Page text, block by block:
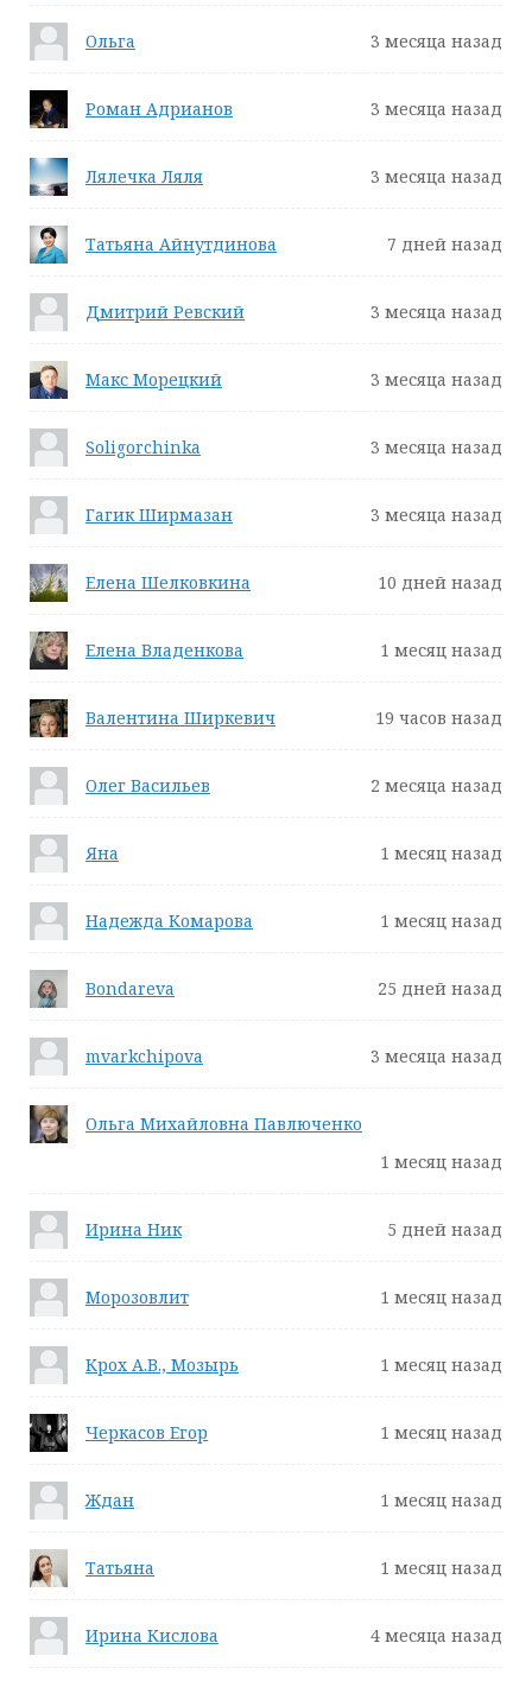
Ольга 3 месяца назад
Роман Адрианов 3 месяца назад
Лялечка Ляля 3 месяца назад
Татьяна Айнутдинова 7 дней назад
Дмитрий Ревский 3 месяца назад
Макс Морецкий 3 месяца назад
Soligorchinka 3 месяца назад
Гагик Ширмазан 3 месяца назад
Елена Шелковкина 10 дней назад
Елена Владенкова 1 месяц назад
Валентина Ширкевич 19 часов назад
Олег Васильев 2 месяца назад
Яна 1 месяц назад
Надежда Комарова 1 месяц назад
Bondareva 25 дней назад
mvarkchipova 3 месяца назад
Ольга Михайловна Павлюченко
1 месяц назад
Ирина Ник 5 дней назад
Морозовлит 1 месяц назад
Крох А.В., Мозырь 1 месяц назад
Черкасов Егор 1 месяц назад
Ждан 1 месяц назад
Татьяна 1 месяц назад
Ирина Кислова 4 месяца назад